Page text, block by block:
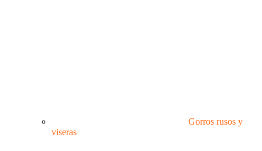
Gorros rusos y
viseras